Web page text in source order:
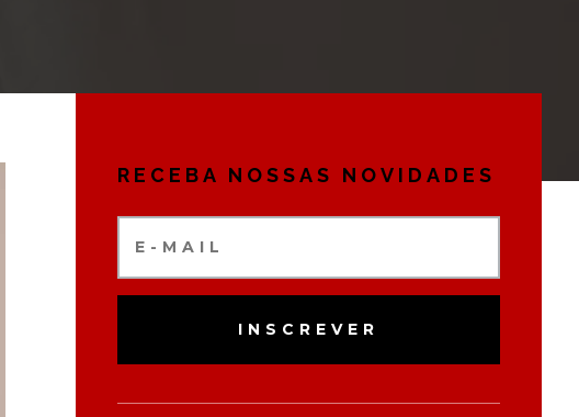
RECEBA NOSSAS NOVIDADES
INSCREVER